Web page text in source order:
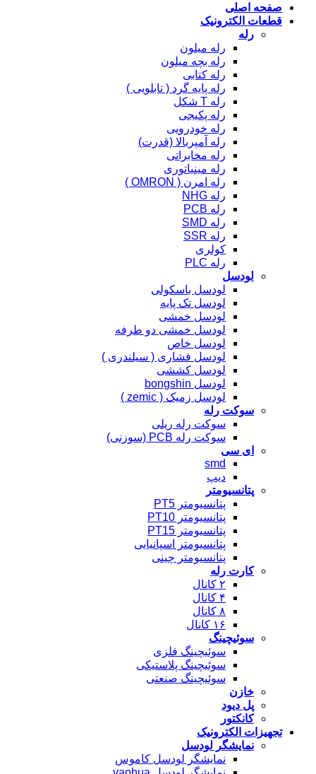
صفحه اصلی
قطعات الکترونیک
رله
رله میلون
رله بچه میلون
رله کتابی
رله پایه گرد ( تابلویی )
رله T شکل
رله پکیجی
رله خودرویی
رله آمپربالا (قدرت)
رله مخابراتی
رله مینیاتوری
رله امرن ( OMRON )
رله NHG
رله PCB
رله SMD
رله SSR
کولری
رله PLC
لودسل
لودسل باسکولی
لودسل تک پایه
لودسل خمشی
لودسل خمشی دو طرفه
لودسل خاص
لودسل فشاری ( سیلندری )
لودسل کششی
لودسل bongshin
لودسل زمیک ( zemic )
سوکت رله
سوکت رله ریلی
سوکت رله PCB (سوزنی)
ای سی
smd
دیپ
پتانسیومتر
پتانسیومتر PT5
پتانسیومتر PT10
پتانسیومتر PT15
پتانسیومتر اسپانیایی
پتانسیومتر چینی
کارت رله
۲ کانال
۴ کانال
۸ کانال
۱۶ کانال
سوئیچینگ
سوئیچینگ فلزی
سوئیچینگ پلاستیکی
سوئیچینگ صنعتی
خازن
پل دیود
کانکتور
تجهیزات الکترونیک
نمایشگر لودسل
نمایشگر لودسل کاموس